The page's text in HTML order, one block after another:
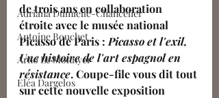
Adriana Dumielle-Chancelier
Antoine Bouchet
Arno Le Monnyer
Eléa Dargelos
de trois ans en collaboration
étroite avec le musée national
Picasso de Paris : Picasso et l'exil,
Une histoire de l'art espagnol en
résistance. Coupe-file vous dit tout
sur cette nouvelle exposition